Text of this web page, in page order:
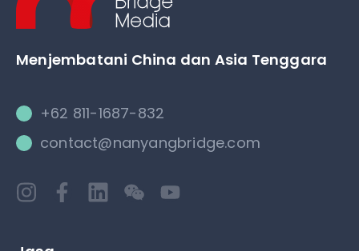
Menjembatani China dan Asia Tenggara
+62 811-1687-832
contact@nanyangbridge.com